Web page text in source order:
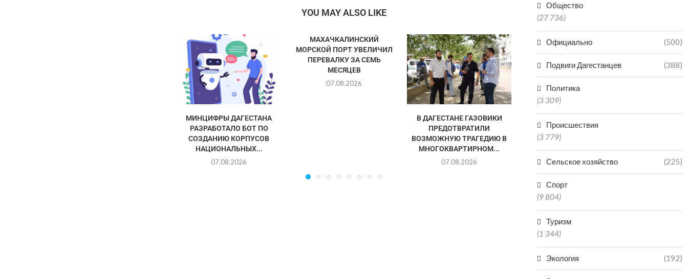
YOU MAY ALSO LIKE
МИНЦИФРЫ ДАГЕСТАНА
РАЗРАБОТАЛО БОТ ПО
СОЗДАНИЮ КОРПУСОВ
НАЦИОНАЛЬНЫХ...
07.08.2026
МАХАЧКАЛИНСКИЙ
МОРСКОЙ ПОРТ УВЕЛИЧИЛ
ПЕРЕВАЛКУ ЗА СЕМЬ
МЕСЯЦЕВ
07.08.2026
В ДАГЕСТАНЕ ГАЗОВИКИ
ПРЕДОТВРАТИЛИ
ВОЗМОЖНУЮ ТРАГЕДИЮ В
МНОГОКВАРТИРНОМ...
07.08.2026
ПОДАЛИ ЗАЯВКИ НА УЧАСТИЕ
07.08.2026
Общество
(27 736)
Официально (500)
Подвиги Дагестанцев (388)
Политика
(3 309)
Происшествия
(3 779)
Сельское хозяйство (225)
Спорт
(9 804)
Туризм
(1 344)
Экология (192)